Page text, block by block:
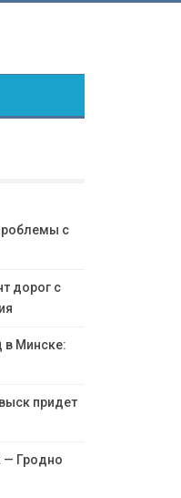
с
дорог с
в Минске:
придет
— Гродно